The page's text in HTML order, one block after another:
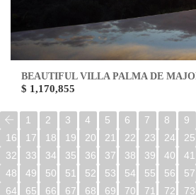
BEAUTIFUL VILLA PALMA DE
$ 1,170,855
1 2 3 4 5 6 7 8 9
16
17 18 19 20 21 22 23 24 25
32
33 34 35 36 37 38 39 40 41
48
49 50 51 52 53 54 55 56 57
64
65 66 67 68 69 70 71 72 73